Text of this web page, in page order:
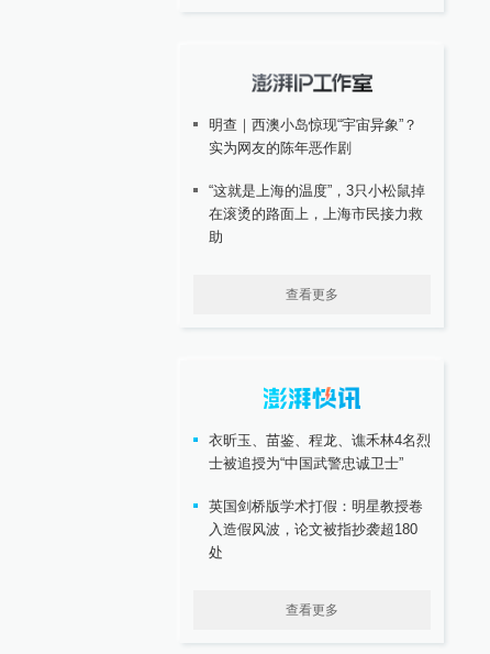
明查｜西澳小岛惊现“宇宙异象”？
实为网友的陈年恶作剧
“这就是上海的温度”，3只小松鼠掉
在滚烫的路面上，上海市民接力救
助
查看更多
衣昕玉、苗鉴、程龙、谯禾林4名烈
士被追授为“中国武警忠诚卫士”
英国剑桥版学术打假：明星教授卷
入造假风波，论文被指抄袭超180
处
查看更多